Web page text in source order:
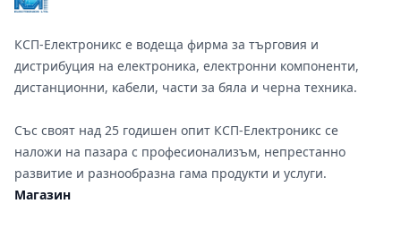
КСП-Електроникс е водеща фирма за търговия и
дистрибуция на електроника, електронни компоненти,
дистанционни, кабели, части за бяла и черна техника.
Със своят над 25 годишен опит КСП-Електроникс се
наложи на пазара с професионализъм, непрестанно
развитие и разнообразна гама продукти и услуги.
Магазин